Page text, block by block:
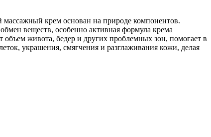
массажный крем основан на природе компонентов.
веществ, особенно активная формула крема
живота, бедер и других проблемных зон, помогает в
украшения, смягчения и разглаживания кожи, делая